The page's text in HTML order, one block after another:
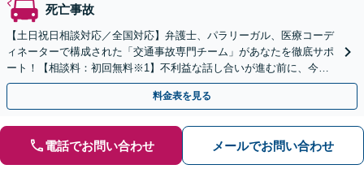
死亡事故
【土日祝日相談対応／全国対応】弁護士、パラリーガル、医療コーデ
ィネーターで構成された「交通事故専門チーム」があなたを徹底サポ
ート！【相談料：初回無料※1】不利益な話し合いが進む前に、今す
ぐ相談！
料金表を見る
電話でお問い合わせ メールでお問い合わせ